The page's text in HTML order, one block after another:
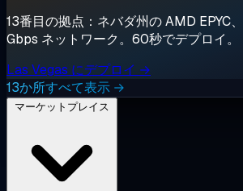
13番目の拠点：ネバダ州の AMD EPYC
Gbps ネットワーク。60秒でデプロイ。
Las Vegas にデプロイ →
13か所すべて表示 →